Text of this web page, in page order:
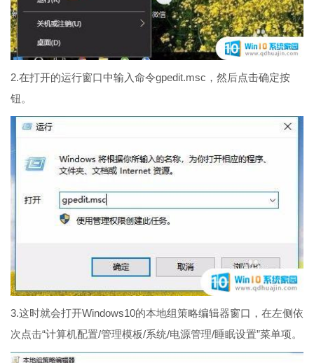
2.在打开的运行窗口中输入命令gpedit.msc，然后点击确定按
钮。
3.这时就会打开Windows10的本地组策略编辑器窗口，在左侧依
次点击“计算机配置/管理模板/系统/电源管理/睡眠设置”菜单项。